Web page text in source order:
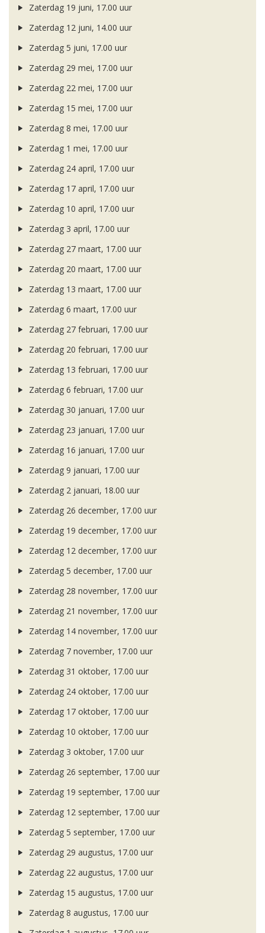
Zaterdag 19 juni, 17.00 uur
Zaterdag 12 juni, 14.00 uur
Zaterdag 5 juni, 17.00 uur
Zaterdag 29 mei, 17.00 uur
Zaterdag 22 mei, 17.00 uur
Zaterdag 15 mei, 17.00 uur
Zaterdag 8 mei, 17.00 uur
Zaterdag 1 mei, 17.00 uur
Zaterdag 24 april, 17.00 uur
Zaterdag 17 april, 17.00 uur
Zaterdag 10 april, 17.00 uur
Zaterdag 3 april, 17.00 uur
Zaterdag 27 maart, 17.00 uur
Zaterdag 20 maart, 17.00 uur
Zaterdag 13 maart, 17.00 uur
Zaterdag 6 maart, 17.00 uur
Zaterdag 27 februari, 17.00 uur
Zaterdag 20 februari, 17.00 uur
Zaterdag 13 februari, 17.00 uur
Zaterdag 6 februari, 17.00 uur
Zaterdag 30 januari, 17.00 uur
Zaterdag 23 januari, 17.00 uur
Zaterdag 16 januari, 17.00 uur
Zaterdag 9 januari, 17.00 uur
Zaterdag 2 januari, 18.00 uur
Zaterdag 26 december, 17.00 uur
Zaterdag 19 december, 17.00 uur
Zaterdag 12 december, 17.00 uur
Zaterdag 5 december, 17.00 uur
Zaterdag 28 november, 17.00 uur
Zaterdag 21 november, 17.00 uur
Zaterdag 14 november, 17.00 uur
Zaterdag 7 november, 17.00 uur
Zaterdag 31 oktober, 17.00 uur
Zaterdag 24 oktober, 17.00 uur
Zaterdag 17 oktober, 17.00 uur
Zaterdag 10 oktober, 17.00 uur
Zaterdag 3 oktober, 17.00 uur
Zaterdag 26 september, 17.00 uur
Zaterdag 19 september, 17.00 uur
Zaterdag 12 september, 17.00 uur
Zaterdag 5 september, 17.00 uur
Zaterdag 29 augustus, 17.00 uur
Zaterdag 22 augustus, 17.00 uur
Zaterdag 15 augustus, 17.00 uur
Zaterdag 8 augustus, 17.00 uur